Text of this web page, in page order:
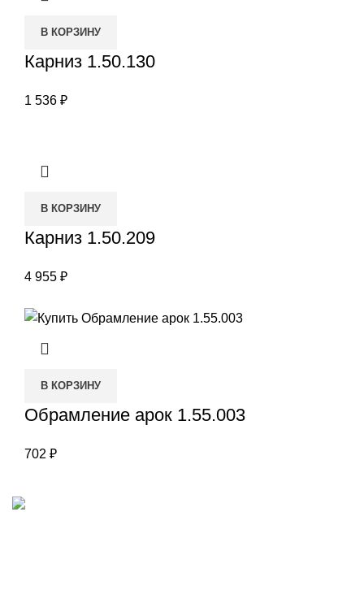
В КОРЗИНУ
Карниз 1.50.130
1 536 ₽
В КОРЗИНУ
Карниз 1.50.209
4 955 ₽
В КОРЗИНУ
Обрамление арок 1.55.003
702 ₽